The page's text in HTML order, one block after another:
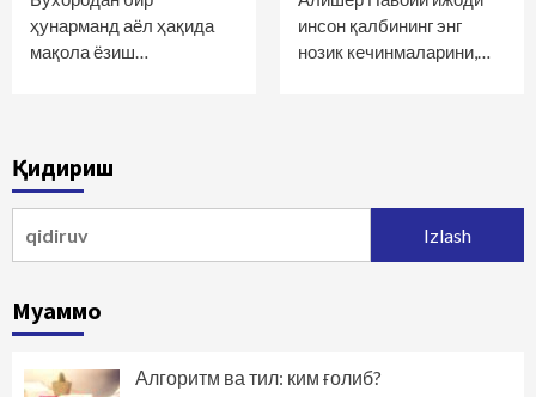
ҳунарманд аёл ҳақида
мақола ёзиш…
инсон қалбининг энг
нозик кечинмаларини,…
Қидириш
Муаммо
Алгоритм ва тил: ким ғолиб?